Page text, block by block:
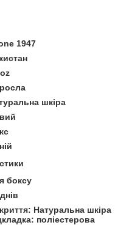
1947
шкіра
боксу
Натуральна шкіра
поліестерова